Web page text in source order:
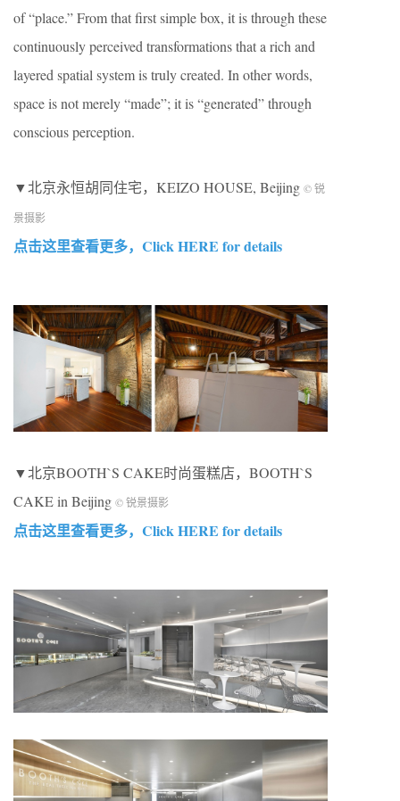
of “place.” From that first simple box, it is through these
continuously perceived transformations that a rich and
layered spatial system is truly created. In other words,
space is not merely “made”; it is “generated” through
conscious perception.
▼北京永恒胡同住宅，KEIZO HOUSE, Beijing © 锐
景摄影
点击这里查看更多，Click HERE for details
▼北京BOOTH`S CAKE时尚蛋糕店，BOOTH`S
CAKE in Beijing © 锐景摄影
点击这里查看更多，Click HERE for details